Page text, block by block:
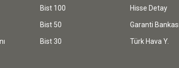
Bist 100
Bist 50
Bist 30
Hisse Detay
Garanti
Türk Hava Y.